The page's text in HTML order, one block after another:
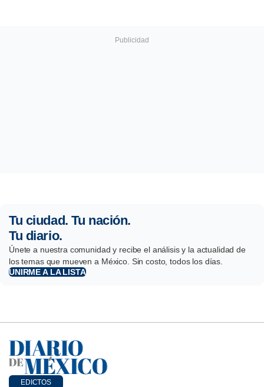
Tu ciudad. Tu nación.
Tu diario.
Únete a nuestra comunidad y recibe el análisis y la actualidad de
los temas que mueven a México. Sin costo, todos los días.
UNIRME A LA LISTA
EDICTOS